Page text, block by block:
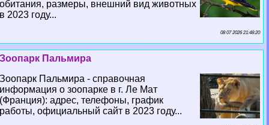
обитания, размеры, внешний вид животных
в 2023 году...
08 07 2026 21:48:20
Зоопарк Пальмира
Зоопарк Пальмира - справочная
информация о зоопарке в г. Ле Мат
(Франция): адрес, телефоны, график
работы, официальный сайт в 2023 году...